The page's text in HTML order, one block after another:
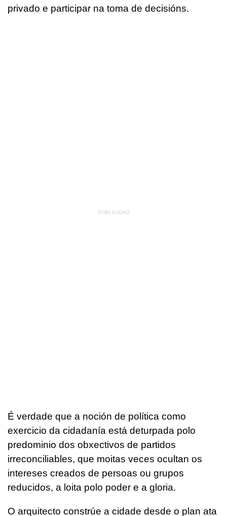
privado e participar na toma de decisións.
É verdade que a noción de política como
exercicio da cidadanía está deturpada polo
predominio dos obxectivos de partidos
irreconciliables, que moitas veces ocultan os
intereses creados de persoas ou grupos
reducidos, a loita polo poder e a gloria.
O arquitecto constrúe a cidade desde o plan ata